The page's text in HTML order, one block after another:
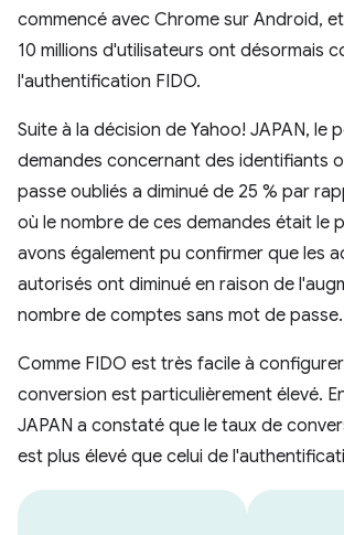
commencé avec Chrome sur Android,
10 millions d'utilisateurs ont désormais
l'authentification FIDO.
Suite à la décision de Yahoo! JAPAN, le
demandes concernant des identifiants
passe oubliés a diminué de 25 % par
où le nombre de ces demandes était le
avons également pu confirmer que les
autorisés ont diminué en raison de
nombre de comptes sans mot de passe.
Comme FIDO est très facile à
conversion est particulièrement élevé.
JAPAN a constaté que le taux de
est plus élevé que celui de